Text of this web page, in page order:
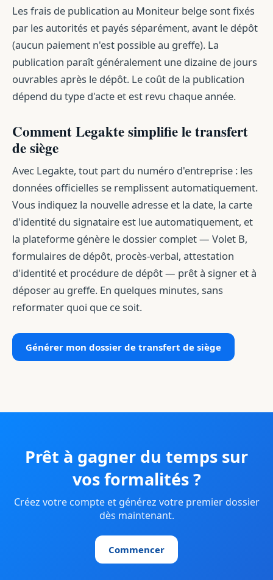
Les frais de publication au Moniteur belge sont fixés
par les autorités et payés séparément, avant le dépôt
(aucun paiement n'est possible au greffe). La
publication paraît généralement une dizaine de jours
ouvrables après le dépôt. Le coût de la publication
dépend du type d'acte et est revu chaque année.
Comment Legakte simplifie le transfert
de siège
Avec Legakte, tout part du numéro d'entreprise : les
données officielles se remplissent automatiquement.
Vous indiquez la nouvelle adresse et la date, la carte
d'identité du signataire est lue automatiquement, et
la plateforme génère le dossier complet — Volet B,
formulaires de dépôt, procès-verbal, attestation
d'identité et procédure de dépôt — prêt à signer et à
déposer au greffe. En quelques minutes, sans
reformater quoi que ce soit.
Générer mon dossier de transfert de siège
Prêt à gagner du temps sur
vos formalités ?
Créez votre compte et générez votre premier dossier
dès maintenant.
Commencer